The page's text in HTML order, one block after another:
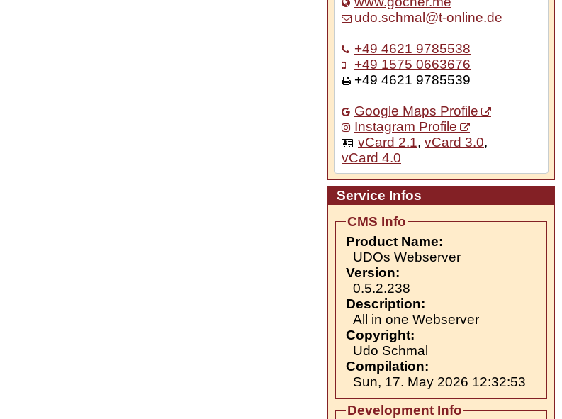
udo.schmal@t-online.de
+49 4621 9785538
+49 1575 0663676
+49 4621 9785539
Google Maps Profile
Instagram Profile
vCard 2.1, vCard 3.0,
vCard 4.0
Service Infos
CMS Info
Product Name:
UDOs Webserver
Version:
0.5.2.238
Description:
All in one Webserver
Copyright:
Udo Schmal
Compilation:
Sun, 17. May 2026 12:32:53
Development Info